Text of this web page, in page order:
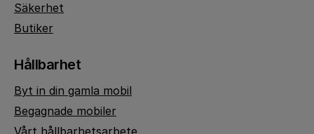
Säkerhet
Butiker
Hållbarhet
Byt in din gamla mobil
Begagnade mobiler
Vårt hållbarhetsarbete